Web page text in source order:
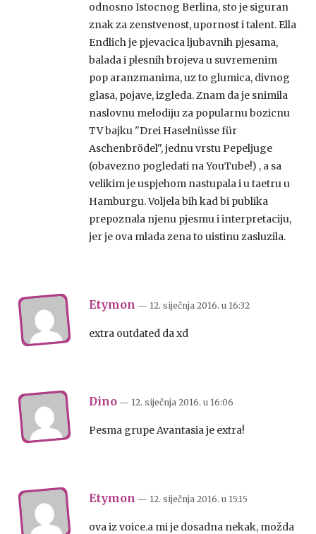
odnosno Istocnog Berlina, sto je siguran
znak za zenstvenost, upornost i talent. Ella
Endlich je pjevacica ljubavnih pjesama,
balada i plesnih brojeva u suvremenim
pop aranzmanima, uz to glumica, divnog
glasa, pojave, izgleda. Znam da je snimila
naslovnu melodiju za popularnu bozicnu
TV bajku "Drei Haselnüsse für
Aschenbrödel", jednu vrstu Pepeljuge
(obavezno pogledati na YouTube!) , a sa
velikim je uspjehom nastupala i u taetru u
Hamburgu. Voljela bih kad bi publika
prepoznala njenu pjesmu i interpretaciju,
jer je ova mlada zena to uistinu zasluzila.
Etymon — 12. siječnja 2016. u 16:32
extra outdated da xd
Dino — 12. siječnja 2016. u 16:06
Pesma grupe Avantasia je extra!
Etymon — 12. siječnja 2016. u 15:15
ova iz voice.a mi je dosadna nekak, možda